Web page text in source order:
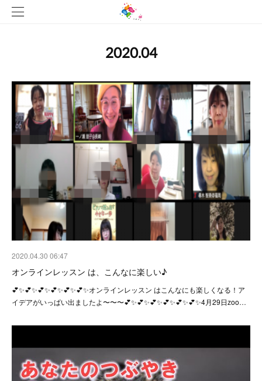
2020.04
2020.04.30 06:47
オンラインレッスン は、こんなに楽しい♪
💕✨💕✨💕✨💕✨💕✨💕✨オンラインレッスン はこんなにも楽しくなる！ア
イデアがいっぱい出ましたよ〜〜〜💕✨💕✨💕✨💕✨💕✨💕✨4月29日zoo…